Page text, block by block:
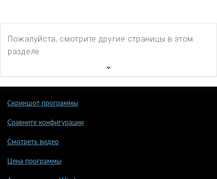
Пожалуйста, смотрите другие страницы в этом
разделе
Скриншот программы
Сравните конфигурации
Смотреть видео
Цена программы